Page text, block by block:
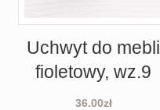
Uchwyt do mebli
fioletowy, wz.9
36.00zł